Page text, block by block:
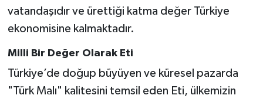
vatandaşıdır ve ürettiği katma değer Türkiye
ekonomisine kalmaktadır.
Milli Bir Değer Olarak Eti
Türkiye’de doğup büyüyen ve küresel pazarda
"Türk Malı" kalitesini temsil eden Eti, ülkemizin